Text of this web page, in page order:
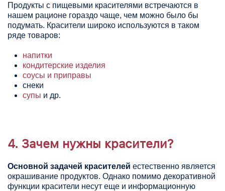
Продукты с пищевыми красителями встречаются в
нашем рационе гораздо чаще, чем можно было бы
подумать. Красители широко используются в таком
ряде товаров:
напитки
кондитерские изделия
соусы и приправы
снеки
супы и др.
4. Зачем нужны красители?
Основной задачей красителей естественно является
окрашивание продуктов. Однако помимо декоративной
функции красители несут еще и информационную